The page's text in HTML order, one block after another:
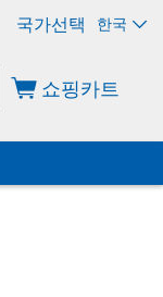
한국
쇼핑카트